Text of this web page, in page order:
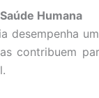
Humana
desempenha
contribuem